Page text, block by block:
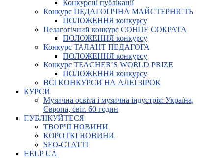
Конкурсні публікації
Конкурс ПЕДАГОГІЧНА МАЙСТЕРНІСТЬ
ПОЛОЖЕННЯ конкурсу
Педагогічний конкурс СОНЦЕ СОКРАТА
ПОЛОЖЕННЯ конкурсу
Конкурс ТАЛАНТ ПЕДАГОГА
ПОЛОЖЕННЯ конкурсу
Конкурс TEACHER’S WORLD PRIZE
ПОЛОЖЕННЯ конкурсу
ВСІ КОНКУРСИ НА АЛЕЇ ЗІРОК
КУРСИ
Музична освіта і музична індустрія: Україна,
Європа, світ. 60 годин
ПУБЛІКУЙТЕСЯ
ТВОРЧІ НОВИНИ
КОРОТКІ НОВИНИ
SEO-СТАТТІ
HELP UA